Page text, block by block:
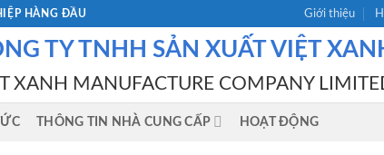
HÀNG ĐẦU Giới thiệu
TY TNHH SẢN XUẤT VIỆT
XANH MANUFACTURE COMPANY
THÔNG TIN NHÀ CUNG CẤP HOẠT ĐỘNG